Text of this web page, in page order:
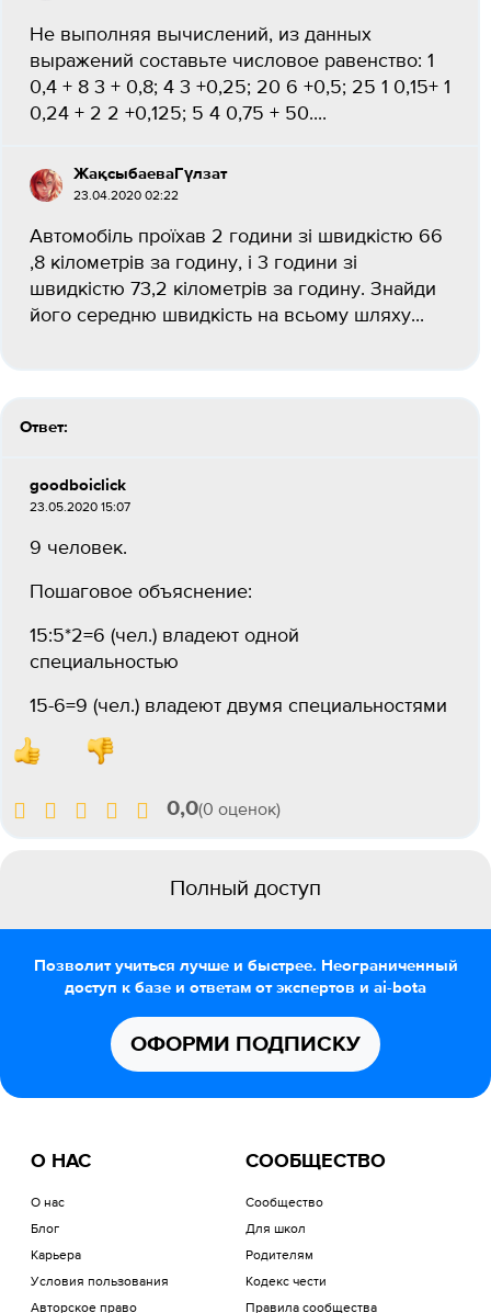
Не выполняя вычислений, из данных
выражений составьте числовое равенство: 1
0,4 + 8 3 + 0,8; 4 3 +0,25; 20 6 +0,5; 25 1 0,15+ 1
0,24 + 2 2 +0,125; 5 4 0,75 + 50....
ЖақсыбаеваГүлзат
23.04.2020 02:22
Автомобіль проїхав 2 години зі швидкістю 66
,8 кілометрів за годину, і 3 години зі
швидкістю 73,2 кілометрів за годину. Знайди
його середню швидкість на всьому шляху...
Ответ:
goodboiclick
23.05.2020 15:07
9 человек.
Пошаговое объяснение:
15:5*2=6 (чел.) владеют одной
специальностью
15-6=9 (чел.) владеют двумя специальностями
0,0(0 оценок)
Полный доступ
Позволит учиться лучше и быстрее. Неограниченный
доступ к базе и ответам от экспертов и ai-bota
ОФОРМИ ПОДПИСКУ
О НАС
О нас
Блог
Карьера
Условия пользования
Авторское право
СООБЩЕСТВО
Сообщество
Для школ
Родителям
Кодекс чести
Правила сообщества